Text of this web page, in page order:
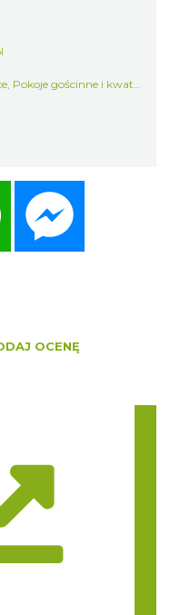
, Pokoje gościnne i kwatery prywatne
WhatsApp
OCENĘ